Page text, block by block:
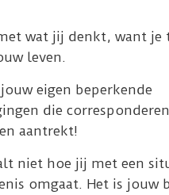
wat jij denkt, want je
leven.
eigen beperkende
die
aantrekt!
niet hoe jij met een
omgaat. Het is jouw